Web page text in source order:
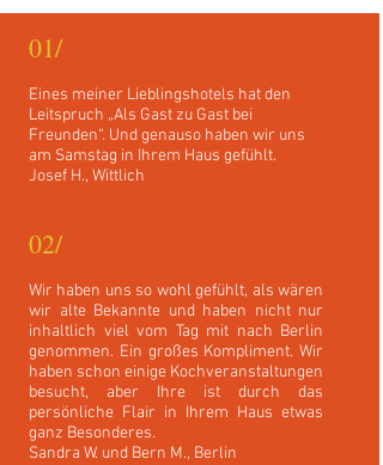
01/
Eines meiner Lieblingshotels hat den
Leitspruch „Als Gast zu Gast bei
Freunden“. Und genauso haben wir uns
am Samstag in Ihrem Haus gefühlt.
Josef H., Wittlich
02/
Wir haben uns so wohl gefühlt, als wären
wir alte Bekannte und haben nicht nur
inhaltlich viel vom Tag mit nach Berlin
genommen. Ein großes Kompliment. Wir
haben schon einige Kochveranstaltungen
besucht, aber Ihre ist durch das
persönliche Flair in Ihrem Haus etwas
ganz Besonderes.
Sandra W. und Bern M., Berlin